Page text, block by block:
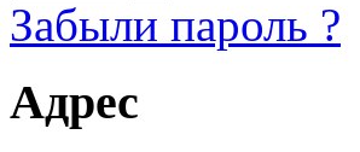
Забыли пароль ?
Адрес